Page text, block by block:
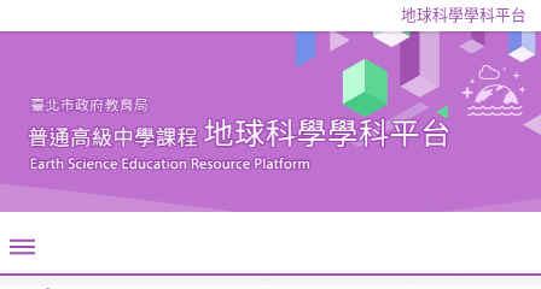
地球科學學科平台